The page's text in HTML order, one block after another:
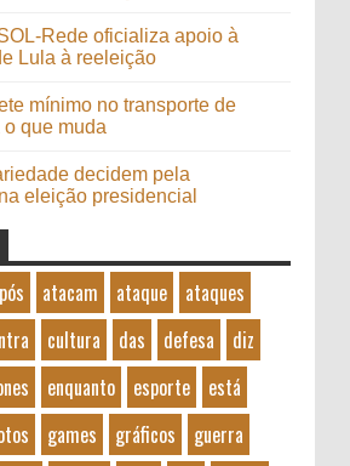
Rede oficializa apoio à
Lula à reeleição
mínimo no transporte de
que muda
decidem pela
eleição presidencial
atacam ataque
ataques
cultura das defesa
diz
enquanto esporte
está
games gráficos
guerra